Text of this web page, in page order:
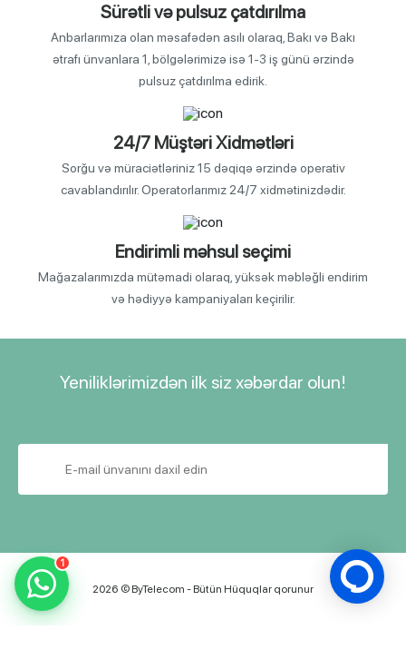
Sürətli və pulsuz çatdırılma
Anbarlarımıza olan məsafədən asılı olaraq, Bakı və Bakı
ətrafı ünvanlara 1, bölgələrimizə isə 1-3 iş günü ərzində
pulsuz çatdırılma edirik.
24/7 Müştəri Xidmətləri
Sorğu və müraciətləriniz 15 dəqiqə ərzində operativ
cavablandırılır. Operatorlarımız 24/7 xidmətinizdədir.
Endirimli məhsul seçimi
Mağazalarımızda mütəmadi olaraq, yüksək məbləğli endirim
və hədiyyə kampaniyaları keçirilir.
Yeniliklərimizdən ilk siz xəbərdar olun!
2026 © ByTelecom - Bütün Hüquqlar qorunur
1